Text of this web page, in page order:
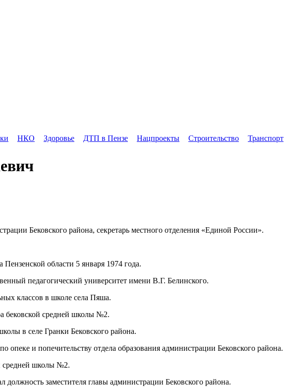
НКО Здоровье ДТП в Пензе Нацпроекты Строительство Транспорт
Бековского района, секретарь местного отделения «Единой России».
области 5 января 1974 года.
педагогический университет имени В.Г. Белинского.
классов в школе села Пяша.
бековской средней школы №2.
в селе Гранки Бековского района.
и попечительству отдела образования администрации Бековского района.
средней школы №2.
должность заместителя главы администрации Бековского района.